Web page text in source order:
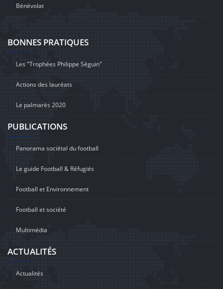
Bénévolat
BONNES PRATIQUES
Les "Trophées Philippe Séguin"
Actions des lauréats
Le palmarès 2020
PUBLICATIONS
Panorama sociétal du football
Le guide Football & Réfugiés
Football et Environnement
Football et société
Multimédia
ACTUALITÉS
Actualités